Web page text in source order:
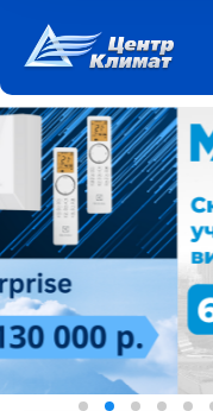
Каталог
Статьи
Наши работы
Доставка и оплата
+7 (495) 150-69-19